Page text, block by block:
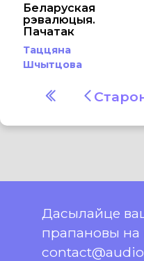
Беларуская
рэвалюцыя.
Пачатак
Таццяна
Шчытцова
Дасылайце
прапановы на